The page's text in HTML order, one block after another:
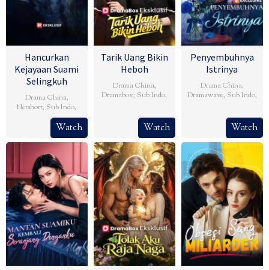
Hancurkan
Kejayaan Suami
Selingkuh
Drama China,
Netshort, Sub Indo,
Watch
Tarik Uang Bikin
Heboh
Drama China,
Dramabox, Sub Indo,
Watch
Penyembuhnya
Istrinya
Drama China,
Dramawave, Sub Indo,
Watch